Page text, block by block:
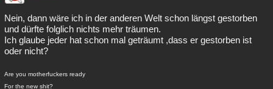
Nein, dann wäre ich in der anderen Welt schon längst gestorben
und dürfte folglich nichts mehr träumen.
Ich glaube jeder hat schon mal geträumt ,dass er gestorben ist
oder nicht?
Are you motherfuckers ready
For the new shit?